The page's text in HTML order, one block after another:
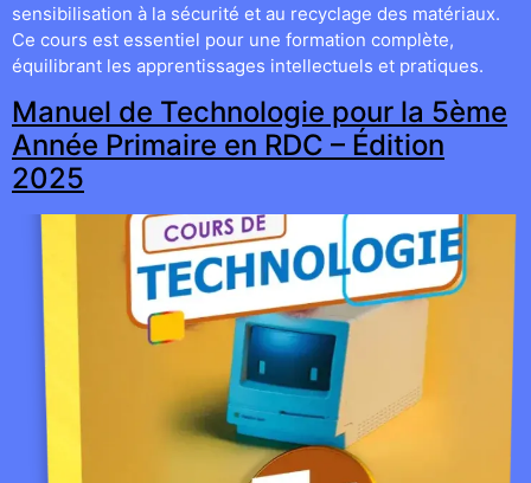
sensibilisation à la sécurité et au recyclage des matériaux.
Ce cours est essentiel pour une formation complète,
équilibrant les apprentissages intellectuels et pratiques.
Manuel de Technologie pour la 5ème
Année Primaire en RDC – Édition
2025